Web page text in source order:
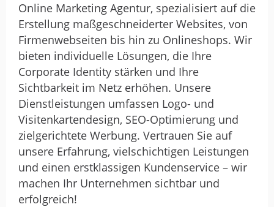
Online Marketing Agentur, spezialisiert auf die
Erstellung maßgeschneiderter Websites, von
Firmenwebseiten bis hin zu Onlineshops. Wir
bieten individuelle Lösungen, die Ihre
Corporate Identity stärken und Ihre
Sichtbarkeit im Netz erhöhen. Unsere
Dienstleistungen umfassen Logo- und
Visitenkartendesign, SEO-Optimierung und
zielgerichtete Werbung. Vertrauen Sie auf
unsere Erfahrung, vielschichtigen Leistungen
und einen erstklassigen Kundenservice – wir
machen Ihr Unternehmen sichtbar und
erfolgreich!